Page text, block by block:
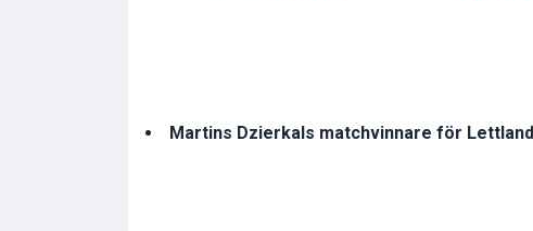
Martins Dzierkals matchvinnare för Lettland